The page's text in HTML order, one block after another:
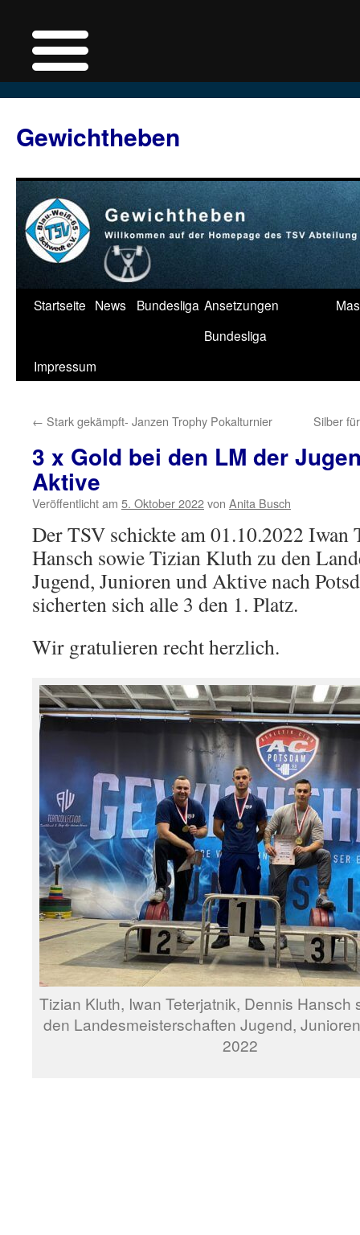
springen
Gewichtheben
Startseite News Bundesliga Ansetzungen
Bundesliga
Impressum
← Stark gekämpft- Janzen Trophy Pokalturnier Silber
3 x Gold bei den LM der
Aktive
Veröffentlicht am 5. Oktober 2022von Anita Busch
Der TSV schickte am 01.10.2022 Iwan
Hansch sowie Tizian Kluth zu den
Jugend, Junioren und Aktive nach
sicherten sich alle 3 den 1. Platz.
Wir gratulieren recht herzlich.
Tizian Kluth, Iwan Teterjatnik, Dennis Hansch
den Landesmeisterschaften Jugend,
2022